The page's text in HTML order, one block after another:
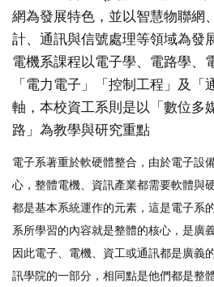
網為發展特色，並以智慧物聯網
計、通訊與信號處理等領域為發
電機系課程以電子學、電路學、
「電力電子」「控制工程」及「
軸，本校資工系則是以「數位多
路」為教學與研究重點
電子系著重於軟硬體整合， 由於電子設
心，整體電機、 資訊產業都需要軟體與
都是基本系統運作的元素， 這是電子系
系所學習的內容就是整體的核心， 是廣
因此電子、電機、 資工或通訊都是廣義
訊學院的一部分， 相同點是他們都是整